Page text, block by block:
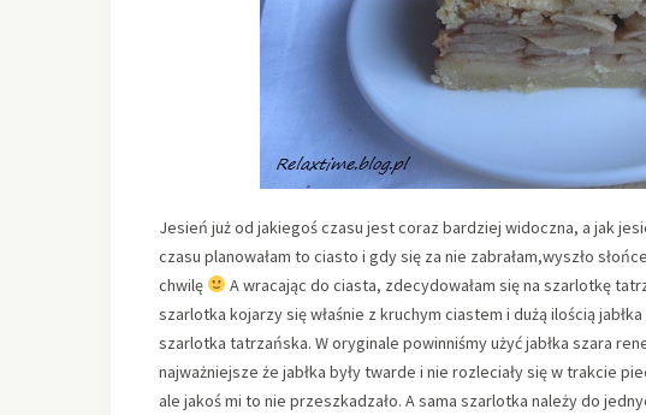
Jesień już od jakiegoś czasu jest coraz bardziej widoczna, a jak
czasu planowałam to ciasto i gdy się za nie zabrałam,wyszło
chwilę
A wracając do ciasta, zdecydowałam się na szarlotkę
szarlotka kojarzy się właśnie z kruchym ciastem i dużą ilością
szarlotka tatrzańska. W oryginale powinniśmy użyć jabłka szara
najważniejsze że jabłka były twarde i nie rozleciały się w trakcie
ale jakoś mi to nie przeszkadzało. A sama szarlotka należy do